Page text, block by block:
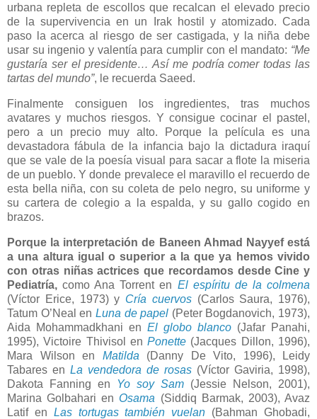
urbana repleta de escollos que recalcan el elevado precio
de la supervivencia en un Irak hostil y atomizado. Cada
paso la acerca al riesgo de ser castigada, y la niña debe
usar su ingenio y valentía para cumplir con el mandato: “Me
gustaría ser el presidente… Así me podría comer todas las
tartas del mundo”, le recuerda Saeed.
Finalmente consiguen los ingredientes, tras muchos
avatares y muchos riesgos. Y consigue cocinar el pastel,
pero a un precio muy alto. Porque la película es una
devastadora fábula de la infancia bajo la dictadura iraquí
que se vale de la poesía visual para sacar a flote la miseria
de un pueblo. Y donde prevalece el maravillo el recuerdo de
esta bella niña, con su coleta de pelo negro, su uniforme y
su cartera de colegio a la espalda, y su gallo cogido en
brazos.
Porque la interpretación de Baneen Ahmad Nayyef está
a una altura igual o superior a la que ya hemos vivido
con otras niñas actrices que recordamos desde Cine y
Pediatría, como Ana Torrent en El espíritu de la colmena
(Víctor Erice, 1973) y Cría cuervos(Carlos Saura, 1976),
Tatum O’Neal en Luna de papel (Peter Bogdanovich, 1973),
Aida Mohammadkhani en El globo blanco (Jafar Panahi,
1995), Victoire Thivisol enPonette (Jacques Dillon, 1996),
Mara Wilson en Matilda (Danny De Vito, 1996), Leidy
Tabares en La vendedora de rosas (Víctor Gaviria, 1998),
Dakota Fanning en Yo soy Sam (Jessie Nelson, 2001),
Marina Golbahari en Osama (Siddiq Barmak, 2003), Avaz
Latif en Las tortugas también vuelan (Bahman Ghobadi,